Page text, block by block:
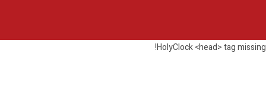
HolyClock <head> tag